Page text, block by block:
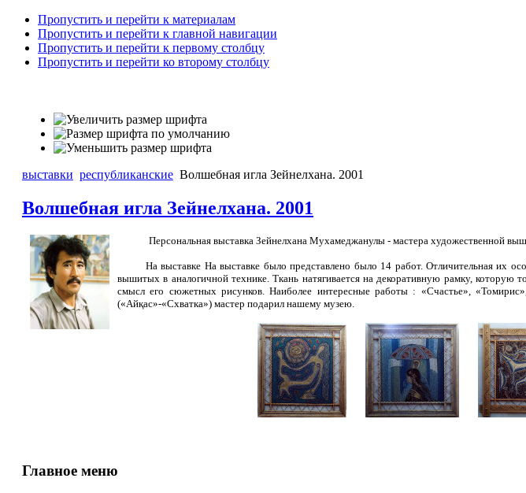
Пропустить и перейти к материалам
Пропустить и перейти к главной навигации
Пропустить и перейти к первому столбцу
Пропустить и перейти ко второму столбцу
выставки республиканские Волшебная игла Зейнелхана. 2001
Волшебная игла Зейнелхана. 2001
Персональная выставка Зейнелхана Мухамеджанулы - мастера художественной
На выставке На выставке было представлено было 14 работ. Отличительная их
вышитых в аналогичной технике. Ткань натягивается на декоративную рамку,
смысл его сюжетных рисунков. Наиболее интересные работы : «Счастье»,
(«Айқас»-«Схватка») мастер подарил нашему музею.
Главное меню